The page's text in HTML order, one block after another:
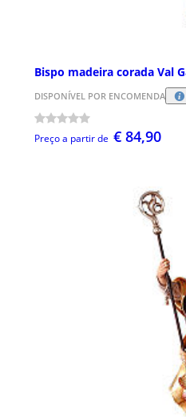
Bispo madeira corada Val
DISPONÍVEL POR ENCOMENDA
Preço a partir de € 84,90